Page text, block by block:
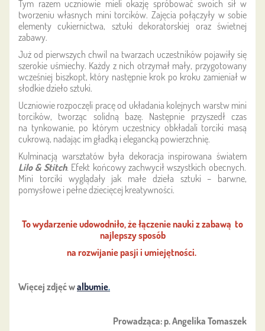
Tym razem uczniowie mieli okazję spróbować swoich sił w
tworzeniu własnych mini torcików. Zajęcia połączyły w sobie
elementy cukiernictwa, sztuki dekoratorskiej oraz świetnej
zabawy.
Już od pierwszych chwil na twarzach uczestników pojawiły się
szerokie uśmiechy. Każdy z nich otrzymał mały, przygotowany
wcześniej biszkopt, który następnie krok po kroku zamieniał w
słodkie dzieło sztuki.
Uczniowie rozpoczęli pracę od układania kolejnych warstw mini
torcików, tworząc solidną bazę. Następnie przyszedł czas
na tynkowanie, po którym uczestnicy obkładali torciki masą
cukrową, nadając im gładką i elegancką powierzchnię.
Kulminacją warsztatów była dekoracja inspirowana światem
Lilo & Stitch. Efekt końcowy zachwycił wszystkich obecnych.
Mini torciki wyglądały jak małe dzieła sztuki – barwne,
pomysłowe i pełne dziecięcej kreatywności.
To wydarzenie udowodniło, że łączenie nauki z zabawą to
najlepszy sposób
na rozwijanie pasji i umiejętności.
Więcej zdjęć walbumie.
Prowadząca: p. Angelika Tomaszek